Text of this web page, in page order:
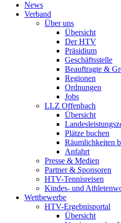
News
Verband
Über uns
Übersicht
Der HTV
Präsidium
Geschäftsstelle
Beauftragte &
Regionen
Ordnungen
Jobs
LLZ Offenbach
Übersicht
Plätze buchen
Räumlichkeiten
Anfahrt
Presse & Medien
Partner & Sponsoren
HTV-Tennisreisen
Kindes- und
Wettbewerbe
HTV-Ergebnisportal
Übersicht